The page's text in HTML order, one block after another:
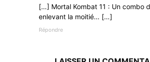
[…] Mortal Kombat 11 : Un combo
enlevant la moitié… […]
Répondre